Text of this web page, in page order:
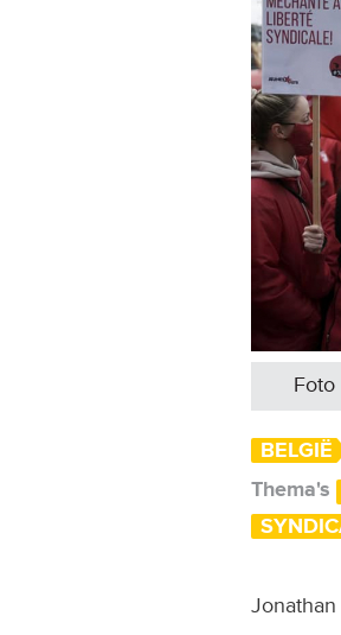
BELGIË
Thema's